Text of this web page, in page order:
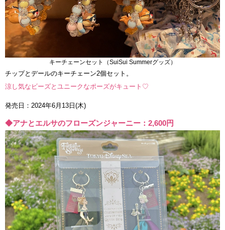
キーチェーンセット（SuiSui Summerグッズ）
チップとデールのキーチェーン2個セット。
涼し気なビーズとユニークなポーズがキュート♡
発売日：2024年6月13日(木)
◆アナとエルサのフローズンジャーニー：2,600円